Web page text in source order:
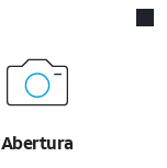
Abertura